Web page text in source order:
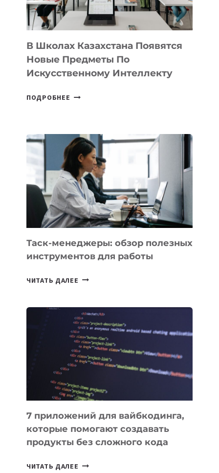
МЕЖДУНАРОДНУЮ
ПРОГРАММУ
ДЛЯ
ТЕХНОЛОГИЧЕСКИХ
В Школах Казахстана Появятся
Новые Предметы По
Искусственному Интеллекту
ПОДРОБНЕЕ
НОВЫЕ
ПРЕДМЕТЫ
ПО
ИСКУССТВЕННОМУ
ИНТЕЛЛЕКТУ
Таск-менеджеры: обзор полезных
инструментов для работы
ЧИТАТЬ ДАЛЕЕ ТАСК-
ПОЛЕЗНЫХ
ИНСТРУМЕНТОВ
ДЛЯ
РАБОТЫ
7 приложений для вайбкодинга,
которые помогают создавать
продукты без сложного кода
ЧИТАТЬ ДАЛЕЕ 7